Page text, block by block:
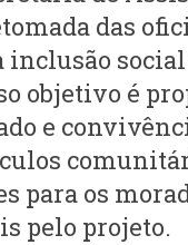
das
social
objetivo é
e
para os
pelo projeto.